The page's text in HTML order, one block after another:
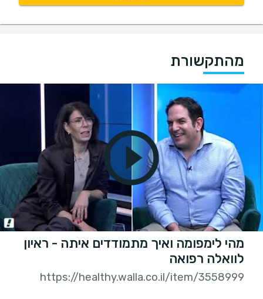
מהתקשורת
מהי לימפומה ואיך מתמודדים איתה - ראיון
לוואלה רפואה
https://healthy.walla.co.il/item/3558999